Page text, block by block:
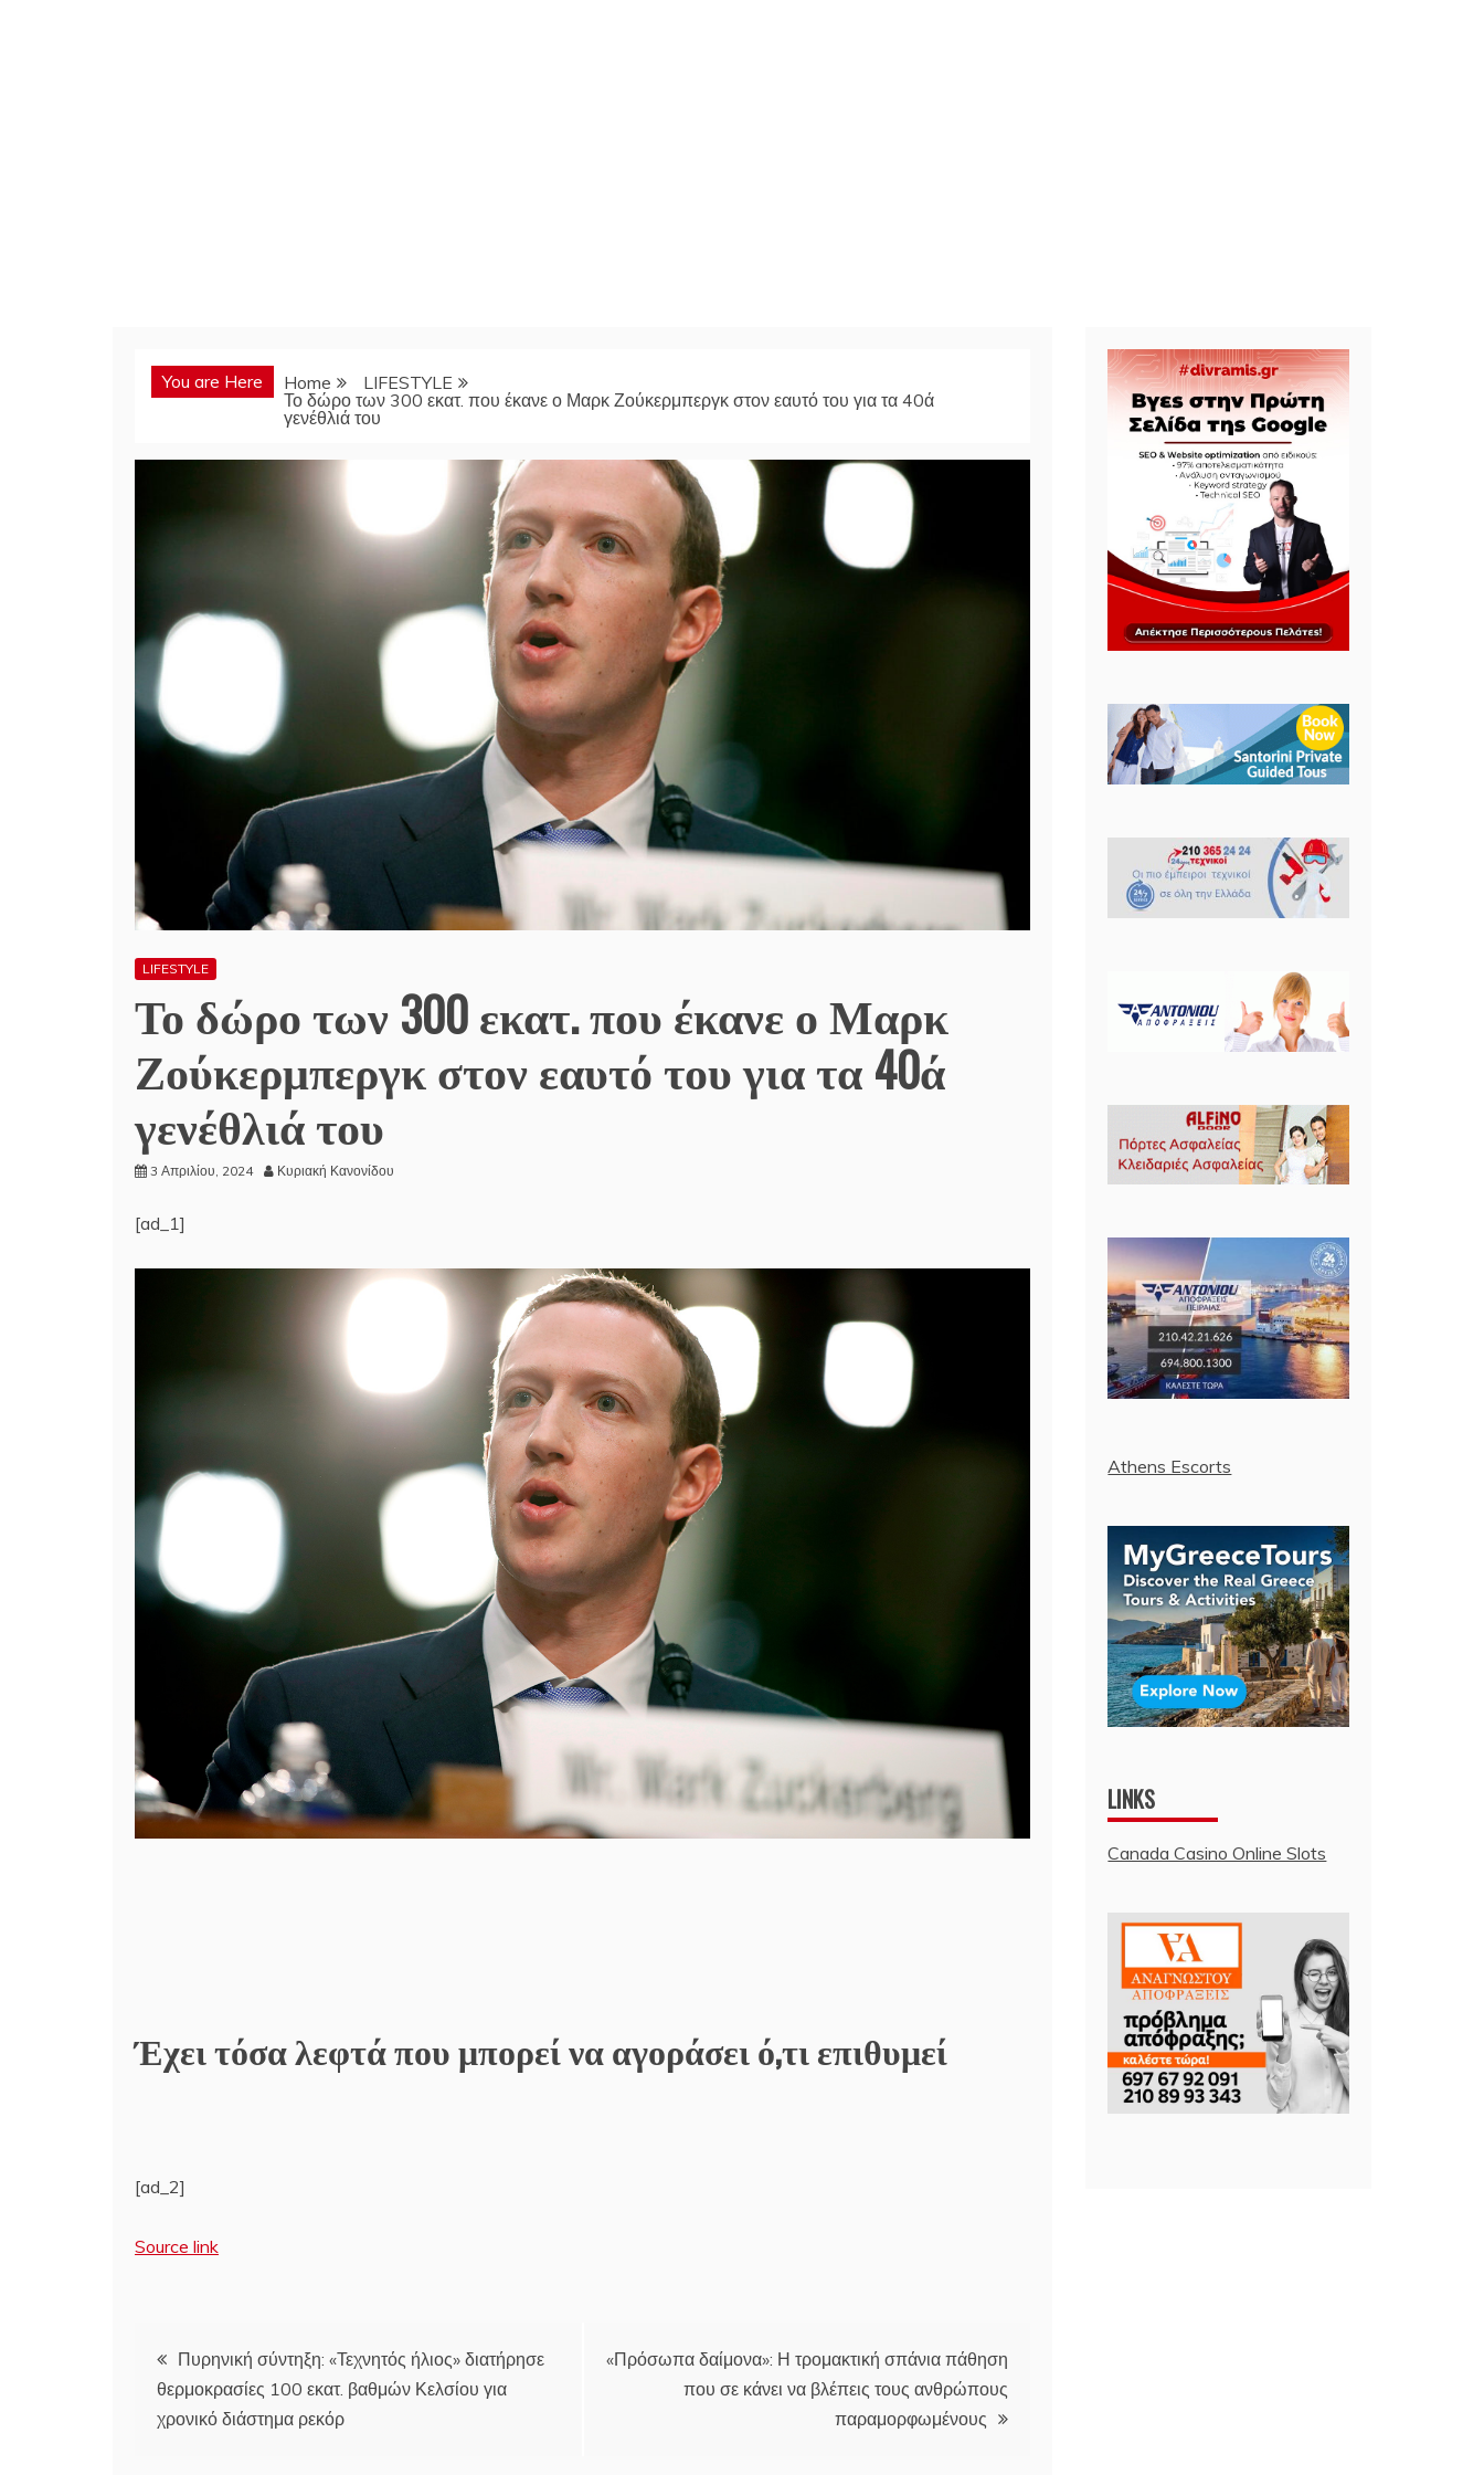
You are Here Home
LIFESTYLE
Το δώρο των 300 εκατ. που έκανε ο Μαρκ Ζούκερμπεργκ στον εαυτό του για τα 40ά
γενέθλιά του
LIFESTYLE
Το δώρο των 300 εκατ. που έκανε ο Μαρκ
Ζούκερμπεργκ στον εαυτό του για τα 40ά
γενέθλιά του
3 Απριλίου, 2024 Κυριακή Κανονίδου
[ad_1]
Έχει τόσα λεφτά που μπορεί να αγοράσει ό,τι επιθυμεί
[ad_2]
Source link
Πλοήγηση
άρθρων
Πυρηνική σύντηξη: «Τεχνητός ήλιος» διατήρησε
θερμοκρασίες 100 εκατ. βαθμών Κελσίου για
χρονικό διάστημα ρεκόρ
«Πρόσωπα δαίμονα»: Η τρομακτική σπάνια πάθηση
που σε κάνει να βλέπεις τους ανθρώπους
παραμορφωμένους
Athens Escorts
LINKS
Canada Casino Online Slots